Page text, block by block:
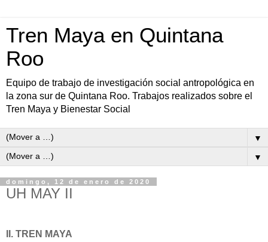
Tren Maya en Quintana
Roo
Equipo de trabajo de investigación social antropológica en
la zona sur de Quintana Roo. Trabajos realizados sobre el
Tren Maya y Bienestar Social
▼
▼
domingo, 12 de enero de 2020
UH MAY II
II. TREN MAYA